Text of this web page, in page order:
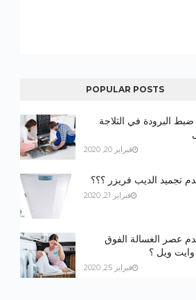
POPULAR POSTS
: ضبط البرودة في الثلاجة
فبراير 20, 2020
تجميد الديب فريزر ؟؟؟
فبراير 21, 2020
عصر الغسالة الفوق
وايت ويل ؟
فبراير 25, 2020